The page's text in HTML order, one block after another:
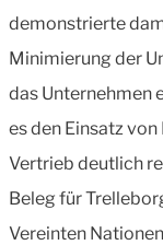
demonstrierte
Minimierung der
das Unternehmen
es den Einsatz
Vertrieb deutlich
Beleg für
Vereinten